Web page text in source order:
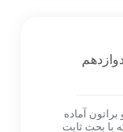
آماده
با بحث ثابت